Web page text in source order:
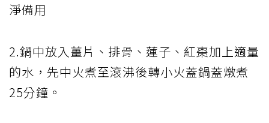
淨備用
2.鍋中放入薑片、排骨、蓮子、紅棗加上適量
的水，先中火煮至滾沸後轉小火蓋鍋蓋燉煮
25分鐘。